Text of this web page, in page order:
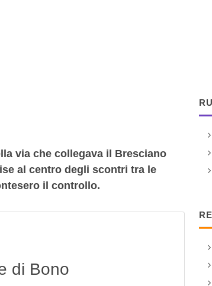
via che collegava il Bresciano
al centro degli scontri tra le
il controllo.
di Bono